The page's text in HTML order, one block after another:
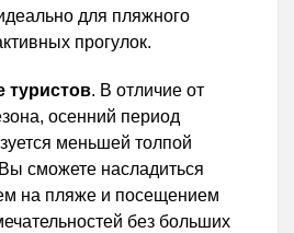
для пляжного
прогулок.
туристов. В отличие от
осенний период
меньшей толпой
сможете насладиться
на пляже и посещением
без больших